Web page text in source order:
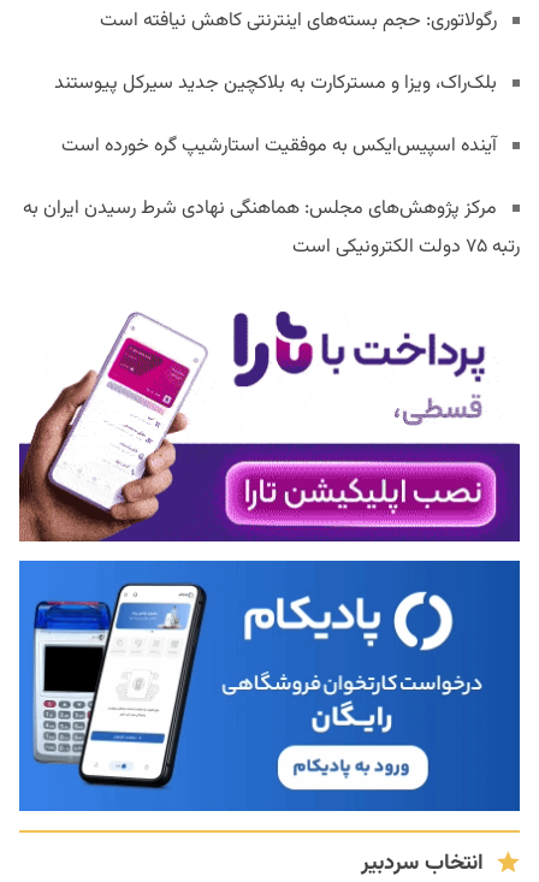
رگولاتوری: حجم بسته‌های اینترنتی کاهش نیافته است
بلک‌راک، ویزا و مسترکارت به بلاکچین جدید سیرکل پیوستند
آینده اسپیس‌ایکس به موفقیت استارشیپ گره خورده است
مرکز پژوهش‌های مجلس: هماهنگی نهادی شرط رسیدن ایران به
رتبه ۷۵ دولت الکترونیکی است
انتخاب سردبیر